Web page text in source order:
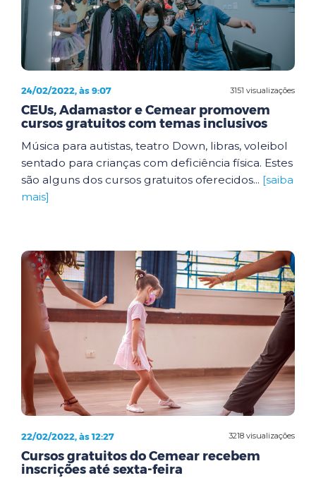
3151 visualizações
24/02/2022, às 9:07
CEUs, Adamastor e Cemear promovem
cursos gratuitos com temas inclusivos
Música para autistas, teatro Down, libras, voleibol
sentado para crianças com deficiência física. Estes
são alguns dos cursos gratuitos oferecidos... [saiba
mais]
3218 visualizações
22/02/2022, às 12:27
Cursos gratuitos do Cemear recebem
inscrições até sexta-feira